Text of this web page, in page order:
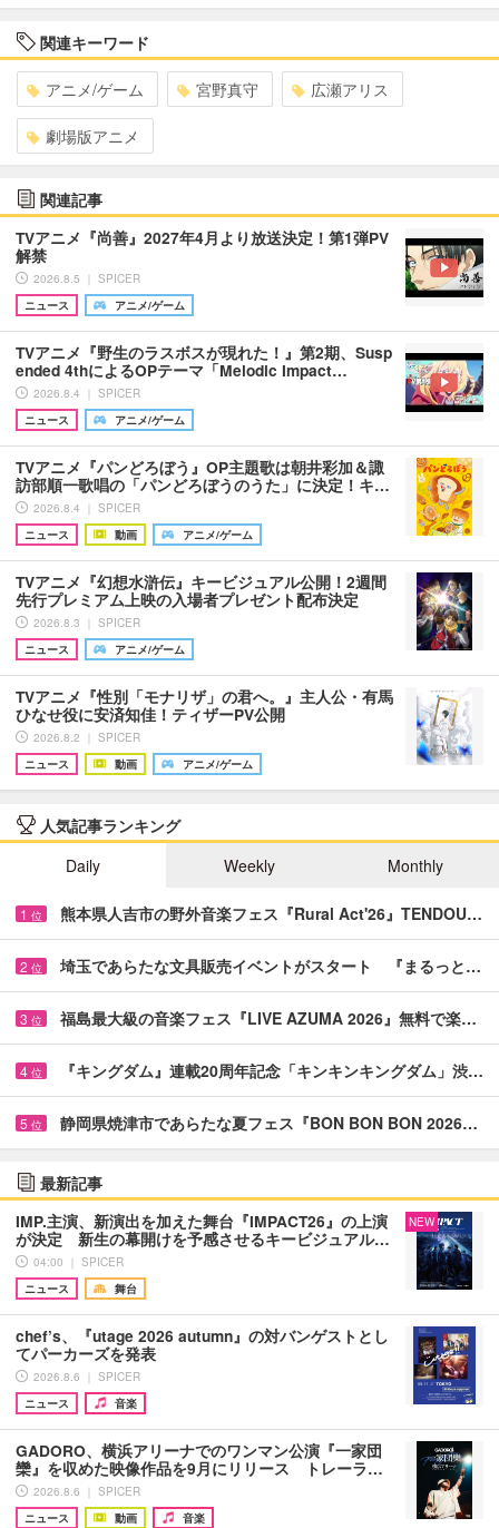
関連キーワード
アニメ/ゲーム 宮野真守 広瀬アリス
劇場版アニメ
関連記事
TVアニメ『尚善』2027年4月より放送決定！第1弾PV
解禁
2026.8.5 ｜ SPICER
ニュース
アニメ/ゲーム
TVアニメ『野生のラスボスが現れた！』第2期、Susp
ended 4thによるOPテーマ「Melodic Impact…
2026.8.4 ｜ SPICER
ニュース
アニメ/ゲーム
TVアニメ『パンどろぼう』OP主題歌は朝井彩加＆諏
訪部順一歌唱の「パンどろぼうのうた」に決定！キ…
2026.8.4 ｜ SPICER
ニュース
動画 アニメ/ゲーム
TVアニメ『幻想水滸伝』キービジュアル公開！2週間
先行プレミアム上映の入場者プレゼント配布決定
2026.8.3 ｜ SPICER
ニュース
アニメ/ゲーム
TVアニメ『性別「モナリザ」の君へ。』主人公・有馬
ひなせ役に安済知佳！ティザーPV公開
2026.8.2 ｜ SPICER
ニュース
動画 アニメ/ゲーム
人気記事ランキング
Daily
Weekly Monthly
1 位 熊本県人吉市の野外音楽フェス『Rural Act'26』TENDOU…
2 位 埼玉であらたな文具販売イベントがスタート 『まるっと…
3 位 福島最大級の音楽フェス『LIVE AZUMA 2026』無料で楽…
4 位 『キングダム』連載20周年記念「キンキンキングダム」渋…
5 位 静岡県焼津市であらたな夏フェス『BON BON BON 2026…
最新記事
IMP.主演、新演出を加えた舞台『IMPACT26』の上演
が決定 新生の幕開けを予感させるキービジュアル…
04:00 ｜ SPICER
ニュース
舞台
NEW
chef’s、『utage 2026 autumn』の対バンゲストとし
てパーカーズを発表
2026.8.6 ｜ SPICER
ニュース
音楽
GADORO、横浜アリーナでのワンマン公演『一家団
欒』を収めた映像作品を9月にリリース トレーラ…
2026.8.6 ｜ SPICER
ニュース
動画 音楽